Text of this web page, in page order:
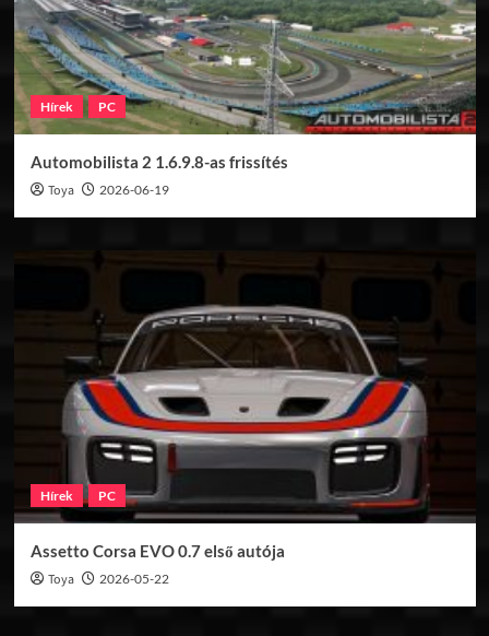
Hírek PC
Automobilista 2 1.6.9.8-as frissítés
Toya 2026-06-19
Hírek PC
Assetto Corsa EVO 0.7 első autója
Toya 2026-05-22